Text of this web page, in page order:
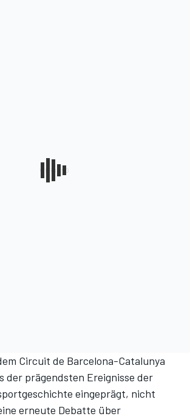
Circuit de Barcelona-Catalunya
der prägendsten Ereignisse der
eingeprägt, nicht
erneute Debatte über